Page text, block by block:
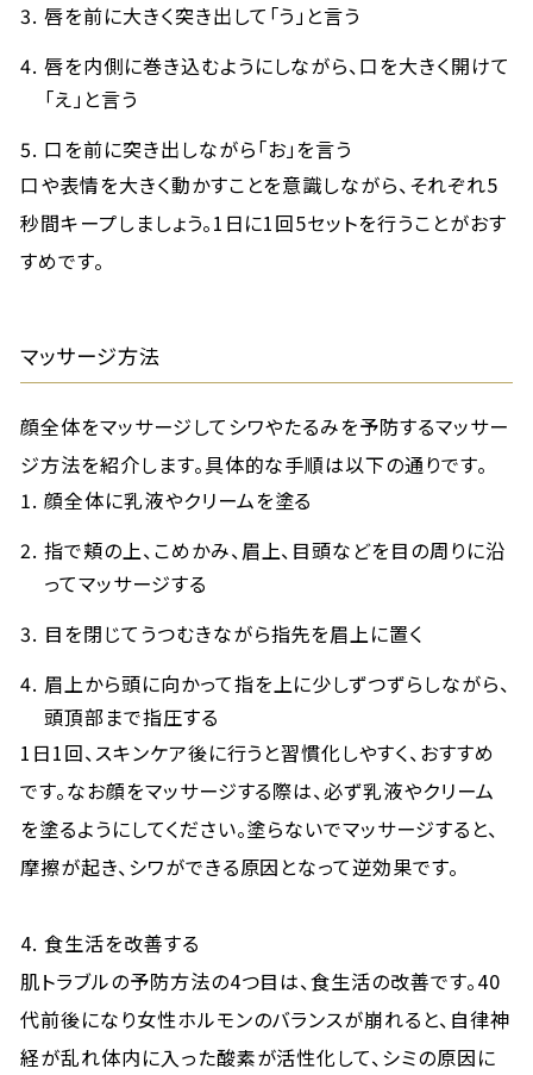
唇を前に大きく突き出して「う」と言う
唇を内側に巻き込むようにしながら、口を大きく開けて
「え」と言う
口を前に突き出しながら「お」を言う
口や表情を大きく動かすことを意識しながら、それぞれ5
秒間キープしましょう。1日に1回5セットを行うことがおす
すめです。
マッサージ方法
顔全体をマッサージしてシワやたるみを予防するマッサー
ジ方法を紹介します。具体的な手順は以下の通りです。
顔全体に乳液やクリームを塗る
指で頬の上、こめかみ、眉上、目頭などを目の周りに沿
ってマッサージする
目を閉じてうつむきながら指先を眉上に置く
眉上から頭に向かって指を上に少しずつずらしながら、
頭頂部まで指圧する
1日1回、スキンケア後に行うと習慣化しやすく、おすすめ
です。なお顔をマッサージする際は、必ず乳液やクリーム
を塗るようにしてください。塗らないでマッサージすると、
摩擦が起き、シワができる原因となって逆効果です。
4. 食生活を改善する
肌トラブルの予防方法の4つ目は、食生活の改善です。40
代前後になり女性ホルモンのバランスが崩れると、自律神
経が乱れ体内に入った酸素が活性化して、シミの原因に